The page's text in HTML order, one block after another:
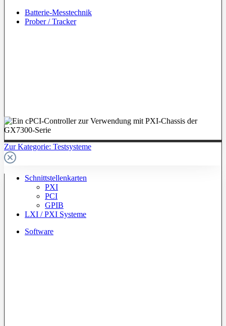
Batterie-Messtechnik
Prober / Tracker
Zur Kategorie: Testsysteme
Schnittstellenkarten
PXI
PCI
GPIB
LXI / PXI Systeme
Software